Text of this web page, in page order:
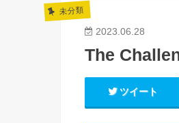
未分類
2023.06.28
The
ツイート